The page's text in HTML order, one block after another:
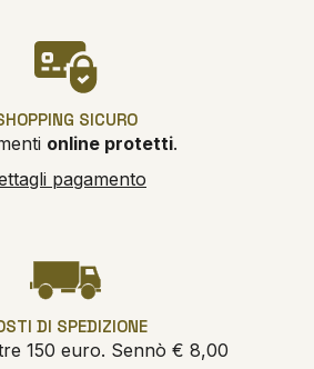
SICURO
online protetti.
pagamento
DI SPEDIZIONE
150 euro. Sennò € 8,00